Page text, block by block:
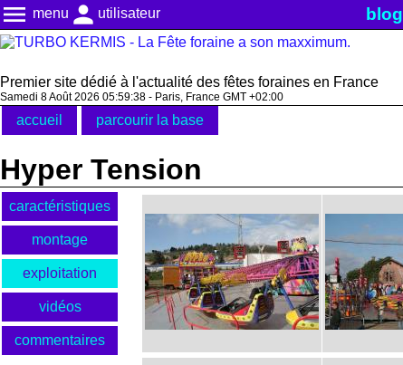
menu menu person utilisateur blog
Premier site dédié à l'actualité des fêtes foraines en France
Samedi 8 Août 2026 05:59:38 - Paris, France GMT +02:00
accueil parcourir la base
Hyper Tension
caractéristiques
montage
exploitation
vidéos
commentaires